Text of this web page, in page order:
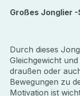
Großes Jonglier
Durch dieses
Gleichgewicht
draußen oder
Bewegungen zu
Motivation ist